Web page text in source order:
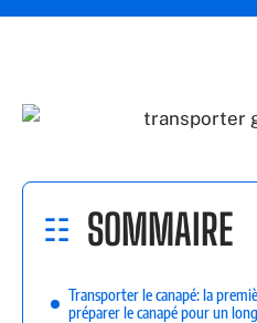
SOMMAIRE
Transporter le canapé: la
préparer le canapé pour un